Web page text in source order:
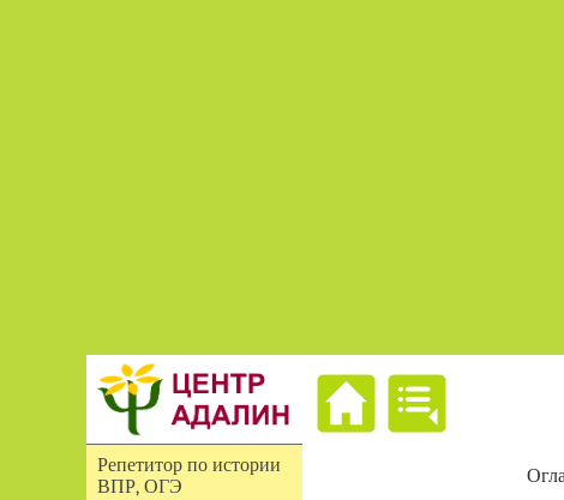
Репетитор по истории
ВПР, ОГЭ